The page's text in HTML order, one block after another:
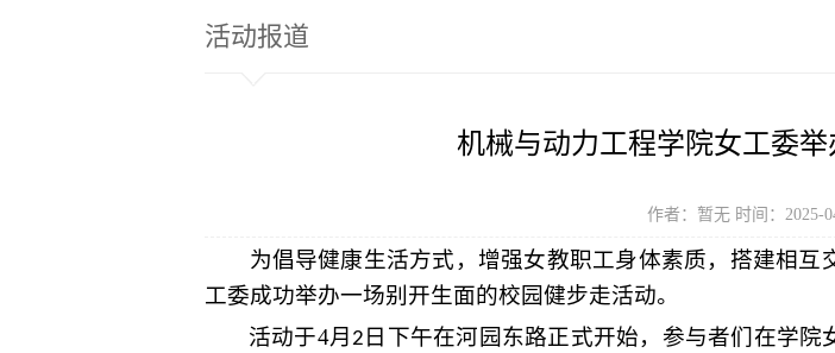
活动报道
机械与动力工程学院女工委
作者：暂无 时间：2025-
为倡导健康生活方式，增强女教职工身体素质， 搭建相互
工委成功举办一场别开生面的校园健步走活动。
活动于4月 2 日 下午在河园东路正式开始， 参与者们在学院